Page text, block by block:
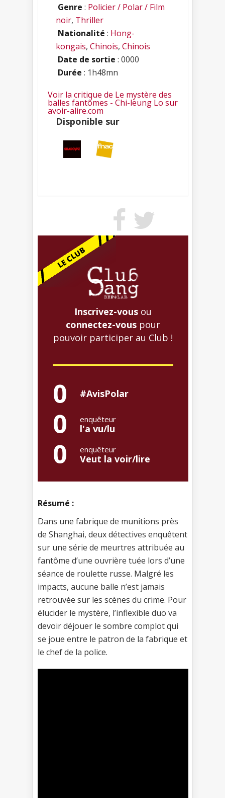
Genre : Policier / Polar / Film
noir, Thriller
Nationalité : Hong-
kongais, Chinois, Chinois
Date de sortie : 0000
Durée : 1h48mn
Voir la critique de Le mystère des
balles fantômes - Chi-leung Lo sur
avoir-alire.com
Disponible sur
Inscrivez-vous ou
connectez-vous pour
pouvoir participer au Club !
0 #AvisPolar
0 enquêteur
l'a vu/lu
0 enquêteur
Veut la voir/lire
Résumé :
Dans une fabrique de munitions près
de Shanghai, deux détectives enquêtent
sur une série de meurtres attribuée au
fantôme d’une ouvrière tuée lors d’une
séance de roulette russe. Malgré les
impacts, aucune balle n’est jamais
retrouvée sur les scènes du crime. Pour
élucider le mystère, l’inflexible duo va
devoir déjouer le sombre complot qui
se joue entre le patron de la fabrique et
le chef de la police.